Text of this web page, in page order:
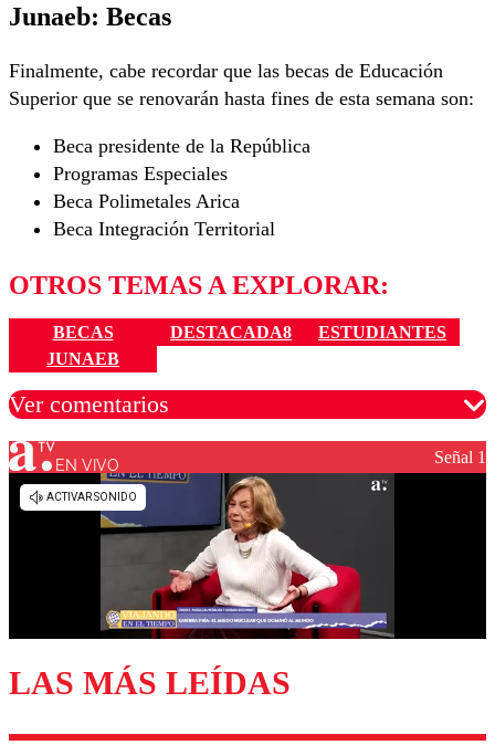
Junaeb: Becas
Finalmente, cabe recordar que las becas de Educación
Superior que se renovarán hasta fines de esta semana son:
Beca presidente de la República
Programas Especiales
Beca Polimetales Arica
Beca Integración Territorial
OTROS TEMAS A EXPLORAR:
BECAS DESTACADA8
ESTUDIANTES
JUNAEB
Ver comentarios
Los comentarios son moderados para garantizar un
diálogo respetuoso.
Enviar comentario
EN VIVO Señal 1
LAS MÁS LEÍDAS